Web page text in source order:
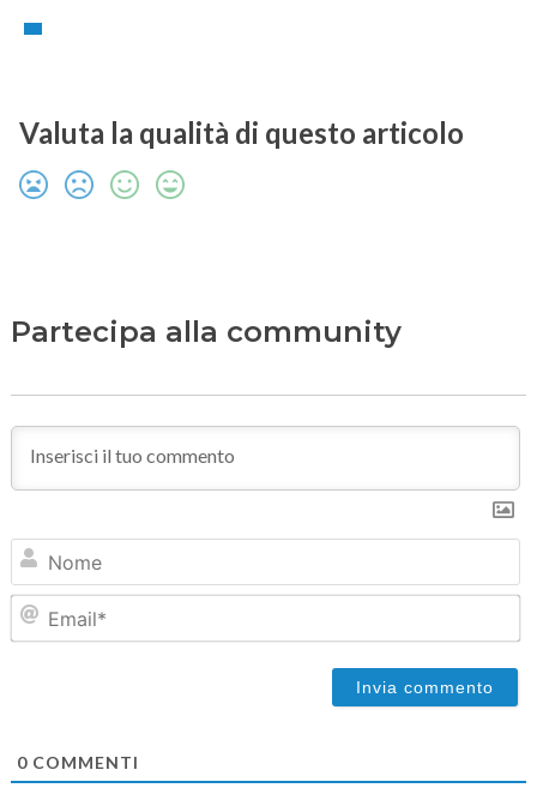
Valuta la qualità di questo articolo
Partecipa alla community
0COMMENTI